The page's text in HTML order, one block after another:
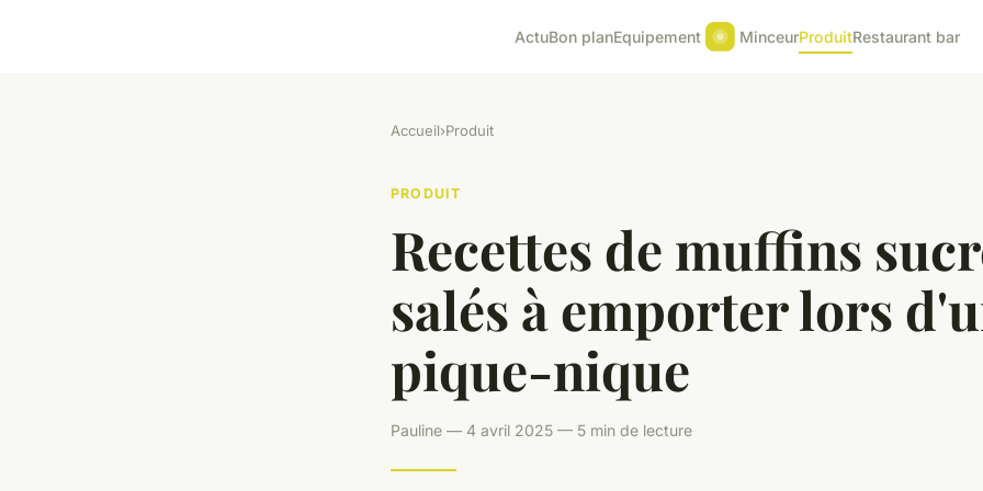
ActuBon planEquipement MinceurProduitRestaurant bar
Accueil›Produit
PRODUIT
Recettes de muffins
salés à emporter lors
pique-nique
Pauline — 4 avril 2025 — 5 min de lecture